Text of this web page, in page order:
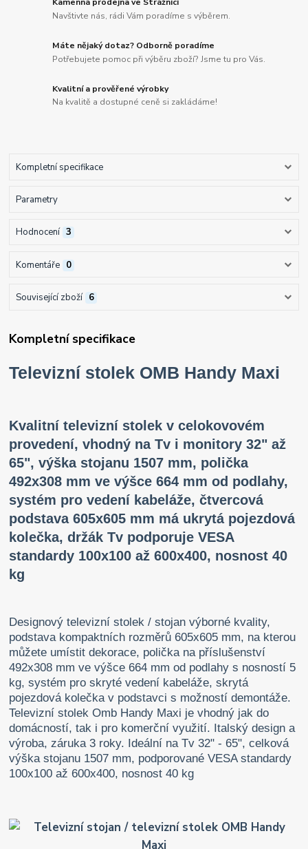
Navštivte nás, rádi Vám poradíme s výběrem.
Máte nějaký dotaz? Odborně poradíme
Potřebujete pomoc při výběru zboží? Jsme tu pro Vás.
Kvalitní a prověřené výrobky
Na kvalitě a dostupné ceně si zakládáme!
Kompletní specifikace
Parametry
Hodnocení 3
Komentáře 0
Související zboží 6
Kompletní specifikace
Televizní stolek OMB Handy Maxi
Kvalitní televizní stolek v celokovovém
provedení, vhodný na Tv i monitory 32" až
65", výška stojanu 1507 mm, polička
492x308 mm ve výšce 664 mm od podlahy,
systém pro vedení kabeláže, čtvercová
podstava 605x605 mm má ukrytá pojezdová
kolečka, držák Tv podporuje VESA
standardy 100x100 až 600x400, nosnost 40
kg
Designový televizní stolek / stojan výborné kvality,
podstava kompaktních rozměrů 605x605 mm, na kterou
můžete umístit dekorace, polička na příslušenství
492x308 mm ve výšce 664 mm od podlahy s nosností 5
kg, systém pro skryté vedení kabeláže, skrytá
pojezdová kolečka v podstavci s možností demontáže.
Televizní stolek Omb Handy Maxi je vhodný jak do
domácností, tak i pro komerční využití. Italský design a
výroba, záruka 3 roky. Ideální na Tv 32" - 65", celková
výška stojanu 1507 mm, podporované VESA standardy
100x100 až 600x400, nosnost 40 kg